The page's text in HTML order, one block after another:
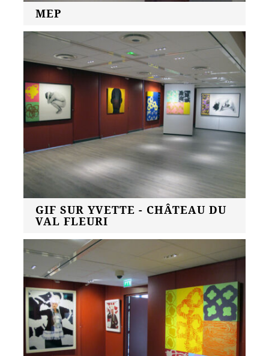
MEP
GIF SUR YVETTE - CHÂTEAU DU
VAL FLEURI